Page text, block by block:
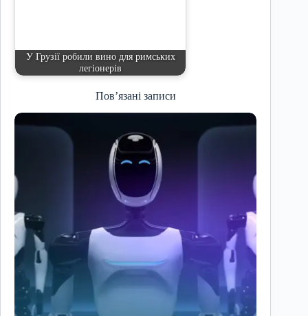
У Грузії робили вино для римських
легіонерів
Пов’язані записи